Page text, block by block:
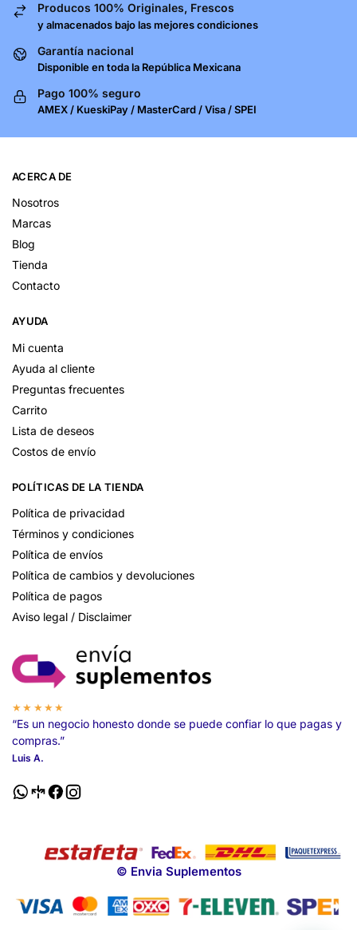
Producos 100% Originales, Frescos
y almacenados bajo las mejores condiciones
Garantía nacional
Disponible en toda la República Mexicana
Pago 100% seguro
AMEX / KueskiPay / MasterCard / Visa / SPEI
ACERCA DE
Nosotros
Marcas
Blog
Tienda
Contacto
AYUDA
Mi cuenta
Ayuda al cliente
Preguntas frecuentes
Carrito
Lista de deseos
Costos de envío
POLÍTICAS DE LA TIENDA
Política de privacidad
Términos y condiciones
Política de envíos
Política de cambios y devoluciones
Política de pagos
Aviso legal / Disclaimer
★★★★★
“Es un negocio honesto donde se puede confiar lo que pagas y
compras.”
Luis A.
© Envia Suplementos